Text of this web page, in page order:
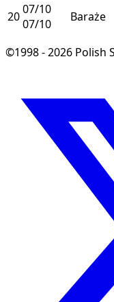
2007/10
07/10
Baraże
©1998 - 2026 Polish